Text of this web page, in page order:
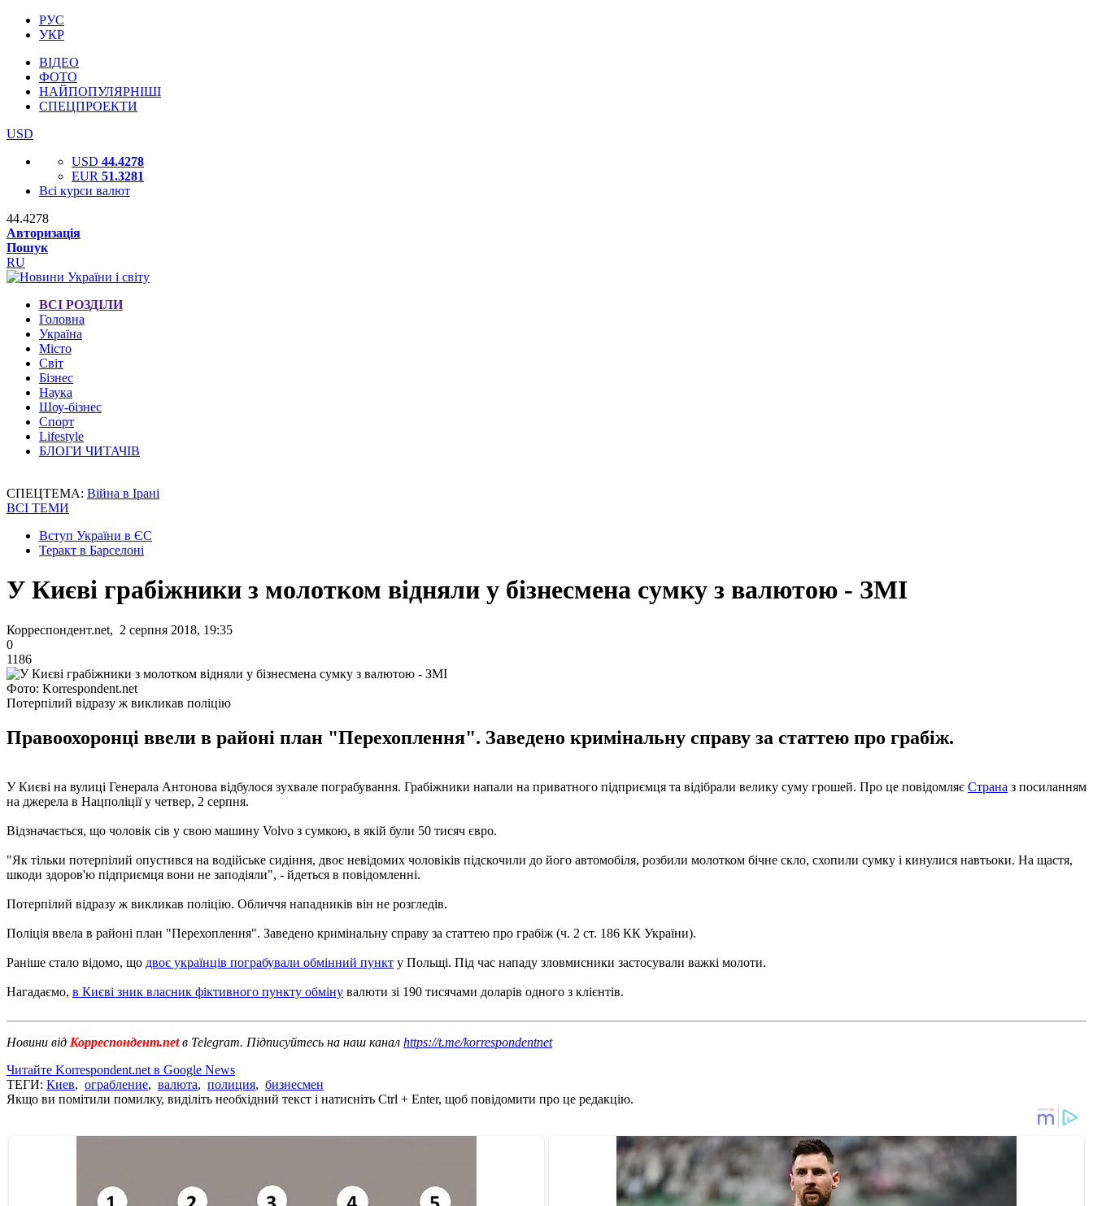
РУС
УКР
ВІДЕО
ФОТО
НАЙПОПУЛЯРНІШІ
СПЕЦПРОЕКТИ
USD
USD 44.4278
EUR 51.3281
Всі курси валют
44.4278
Авторизація
Пошук
RU
ВСІ РОЗДІЛИ
Головна
Україна
Місто
Світ
Бізнес
Наука
Шоу-бізнес
Спорт
Lifestyle
БЛОГИ ЧИТАЧІВ
СПЕЦТЕМА: Війна в Ірані
ВСІ ТЕМИ
Вступ України в ЄС
Теракт в Барселоні
У Києві грабіжники з молотком відняли у бізнесмена сумку з валютою - ЗМІ
Корреспондент.net, 2 серпня 2018, 19:35
0
1186
Фото: Korrespondent.net
Потерпілий відразу ж викликав поліцію
Правоохоронці ввели в районі план "Перехоплення". Заведено кримінальну справу за статтею про грабіж.
У Києві на вулиці Генерала Антонова відбулося зухвале пограбування. Грабіжники напали на приватного підприємця та відібрали велику суму грошей. Про це повідомляє Страна з посиланням
на джерела в Нацполіції у четвер, 2 серпня.
Відзначається, що чоловік сів у свою машину Volvo з сумкою, в якій були 50 тисяч євро.
"Як тільки потерпілий опустився на водійське сидіння, двоє невідомих чоловіків підскочили до його автомобіля, розбили молотком бічне скло, схопили сумку і кинулися навтьоки. На щастя,
шкоди здоров'ю підприємця вони не заподіяли", - йдеться в повідомленні.
Потерпілий відразу ж викликав поліцію. Обличчя нападників він не розгледів.
Поліція ввела в районі план "Перехоплення". Заведено кримінальну справу за статтею про грабіж (ч. 2 ст. 186 КК України).
Раніше стало відомо, що двоє українців пограбували обмінний пункт у Польщі. Під час нападу зловмисники застосували важкі молоти.
Нагадаємо, в Києві зник власник фіктивного пункту обміну валюти зі 190 тисячами доларів одного з клієнтів.
Новини від Корреспондент.netв Telegram. Підписуйтесь на наш канал https://t.me/korrespondentnet
Читайте Korrespondent.net в Google News
ТЕГИ: Киев, ограбление, валюта, полиция, бизнесмен
Якщо ви помітили помилку, виділіть необхідний текст і натисніть Ctrl + Enter, щоб повідомити про це редакцію.